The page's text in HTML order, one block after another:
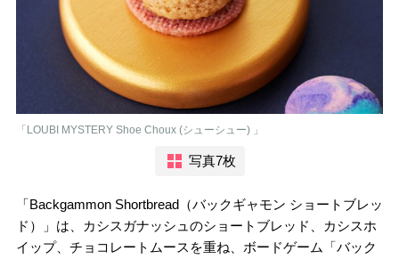
「LOUBI MYSTERY Shoe Choux (シューシュー) 」
写真7枚
「Backgammon Shortbread（バックギャモン ショートブレッ
ド）」は、カシスガナッシュのショートブレッド、カシスホ
イップ、チョコレートムースを重ね、ボードゲーム「バック